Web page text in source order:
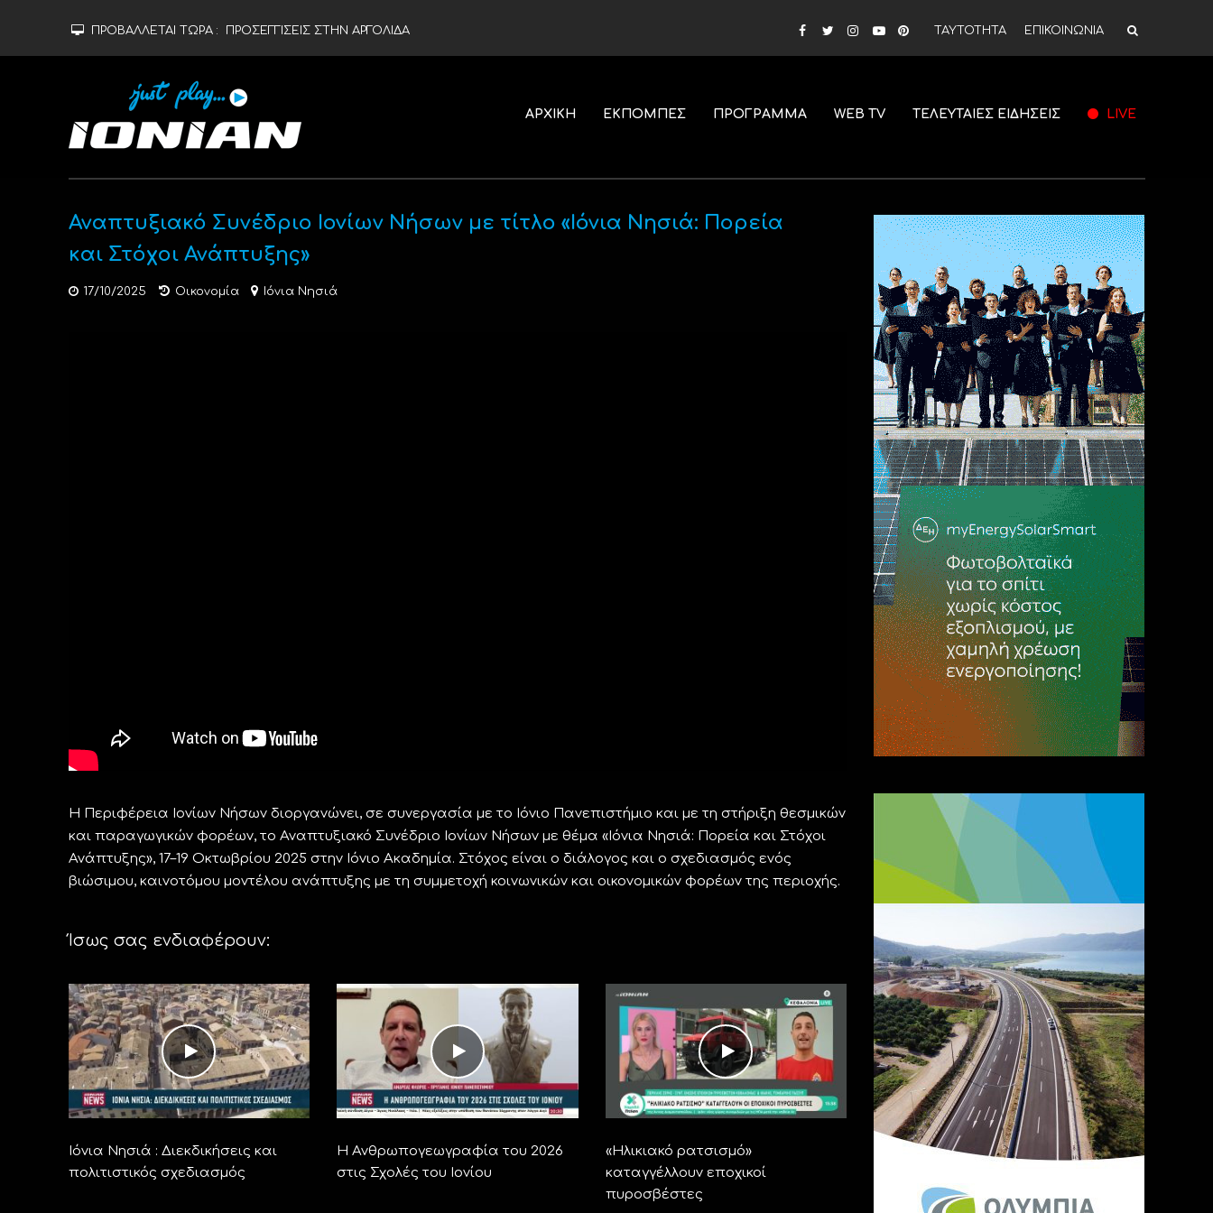
ΠΡΟΒΑΛΛΕΤΑΙ ΤΩΡΑ : ΠΡΟΣΕΓΓΙΣΕΙΣ ΣΤΗΝ ΑΡΓΟΛΙΔΑ ΤΑΥΤΟΤΗΤΑ ΕΠΙΚΟΙΝΩΝΙΑ
ΑΡΧΙΚΗ ΕΚΠΟΜΠΕΣ ΠΡΟΓΡΑΜΜΑ WEB TV ΤΕΛΕΥΤΑΙΕΣ ΕΙΔΗΣΕΙΣ LIVE
Αναπτυξιακό Συνέδριο Ιονίων Νήσων με τίτλο «Ιόνια Νησιά: Πορεία
και Στόχοι Ανάπτυξης»
17/10/2025 Οικονομία Ιόνια Νησιά
Η Περιφέρεια Ιονίων Νήσων διοργανώνει, σε συνεργασία με το Ιόνιο Πανεπιστήμιο και με τη στήριξη θεσμικών
και παραγωγικών φορέων, το Αναπτυξιακό Συνέδριο Ιονίων Νήσων με θέμα «Ιόνια Νησιά: Πορεία και Στόχοι
Ανάπτυξης», 17–19 Οκτωβρίου 2025 στην Ιόνιο Ακαδημία. Στόχος είναι ο διάλογος και ο σχεδιασμός ενός
βιώσιμου, καινοτόμου μοντέλου ανάπτυξης με τη συμμετοχή κοινωνικών και οικονομικών φορέων της περιοχής.
Ίσως σας ενδιαφέρουν:
Ιόνια Νησιά : Διεκδικήσεις και
πολιτιστικός σχεδιασμός
Η Ανθρωπογεωγραφία του 2026
στις Σχολές του Ιονίου
«Ηλικιακό ρατσισμό»
καταγγέλλουν εποχικοί
πυροσβέστες